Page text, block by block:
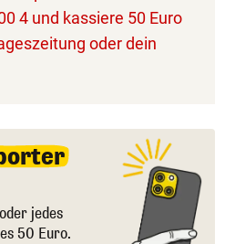
4 und kassiere 50 Euro
oder dein
jedes
50 Euro.